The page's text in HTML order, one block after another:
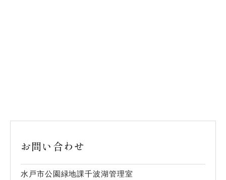
お問い合わせ
水戸市公園緑地課千波湖管理室